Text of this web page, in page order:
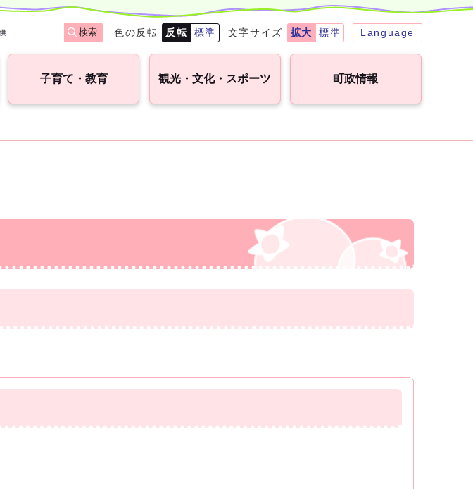
検索 色の反転 反転 標準 文字サイズ 拡大 標準 Language
子育て・教育 観光・文化・スポーツ 町政情報